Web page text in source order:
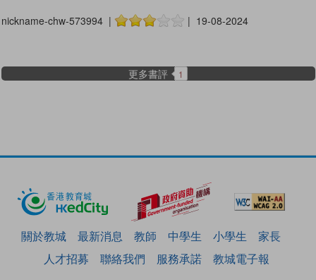
nickname-chw-573994 | | 19-08-2024
更多書評 1
關於教城 最新消息 教師 中學生 小學生
家長
人才招募
聯絡我們 服務承諾 教城電子報